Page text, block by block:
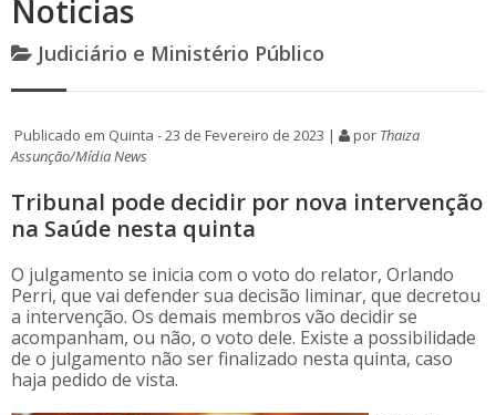
Noticias
Judiciário e Ministério Público
Publicado em Quinta - 23 de Fevereiro de 2023 | por Thaiza
Assunção/Mídia News
Tribunal pode decidir por nova intervenção
na Saúde nesta quinta
O julgamento se inicia com o voto do relator, Orlando
Perri, que vai defender sua decisão liminar, que decretou
a intervenção. Os demais membros vão decidir se
acompanham, ou não, o voto dele. Existe a possibilidade
de o julgamento não ser finalizado nesta quinta, caso
haja pedido de vista.